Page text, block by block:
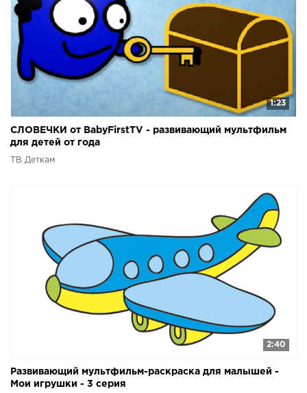
1:23
СЛОВЕЧКИ от BabyFirstTV - развивающий мультфильм
для детей от года
ТВ Деткам
2:40
Развивающий мультфильм-раскраска для малышей -
Мои игрушки - 3 серия